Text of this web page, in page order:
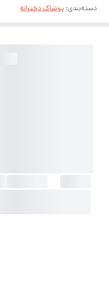
دسته‌بندی: پوشاک دخترانه